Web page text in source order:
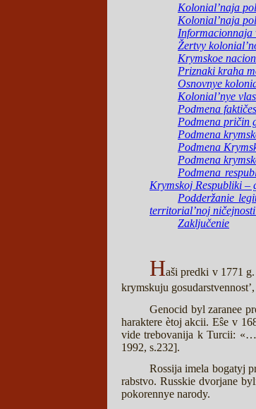
Kolonial’naja
Kolonial’naja
Informacionnaja
Žertvy
Krymskoe
Priznaki kraha
Osnovnye
Kolonial’nye
Podmena
Podmena pričin
Podmena
Podmena
Podmena
Podmena
Krymskoj Respubliki –
Podderžanie
territorial’noj
Zaključenie
Haši predki v 1771
krymskuju
Genocid byl zaranee
haraktere ètoj akcii. Eŝe v
vide trebovanija k Turcii:
1992, s.232].
Rossija imela bogatyj
rabstvo. Russkie dvorjane
pokorennye narody.